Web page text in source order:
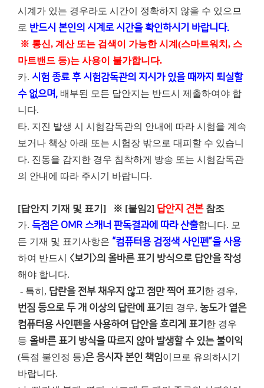
시계가 있는 경우라도 시간이 정확하지 않을 수 있으므
로 반드시 본인의 시계로 시간을 확인하시기 바랍니다.
※ 통신, 계산 또는 검색이 가능한 시계(스마트워치, 스
마트밴드 등)는 사용이 불가합니다.
카. 시험 종료 후 시험감독관의 지시가 있을 때까지 퇴실할
수 없으며, 배부된 모든 답안지는 반드시 제출하여야 합
니다.
타. 지진 발생 시 시험감독관의 안내에 따라 시험을 계속
보거나 책상 아래 또는 시험장 밖으로 대피할 수 있습니
다. 진동을 감지한 경우 침착하게 방송 또는 시험감독관
의 안내에 따라 주시기 바랍니다.
[답안지 기재 및 표기] ※ [붙임2] 답안지 견본참조
가. 득점은 OMR 스캐너 판독결과에 따라 산출합니다. 모
든 기재 및 표기사항은 “컴퓨터용 검정색 사인펜”을 사용
하여 반드시 〈보기〉의 올바른 표기 방식으로 답안을 작성
해야 합니다.
- 특히, 답란을 전부 채우지 않고 점만 찍어 표기 한 경우,
번짐 등으로 두 개 이상의 답란에 표기 된 경우, 농도가 옅은
컴퓨터용 사인펜을 사용하여 답안을 흐리게 표기 한 경우
등 올바른 표기 방식을 따르지 않아 발생할 수 있는 불이익
(득점 불인정 등)은 응시자 본인 책임이므로 유의하시기
바랍니다.